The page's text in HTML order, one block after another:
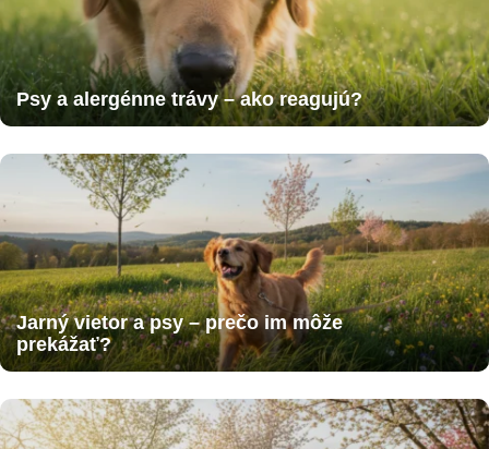
Psy a alergénne trávy – ako reagujú?
Jarný vietor a psy – prečo im môže
prekážať?